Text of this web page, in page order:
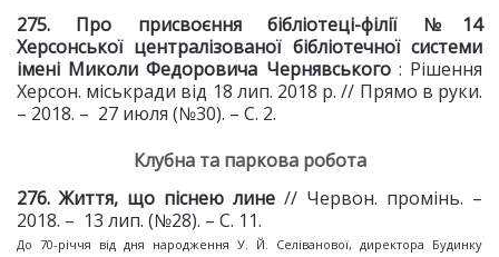
275. Про присвоєння бібліотеці-філії №14
Херсонської централізованої бібліотечної системи
імені Миколи Федоровича Чернявського: Рішення
Херсон. міськради від 18 лип. 2018 р. // Прямо в руки.
– 2018. – 27 июля (№30). – С. 2.
Клубна та паркова робота
276. Життя, що піснею лине // Червон. промінь. –
2018. – 13 лип. (№28). – С. 11.
До 70-річчя від дня народження У. Й. Селіванової, директора Будинку